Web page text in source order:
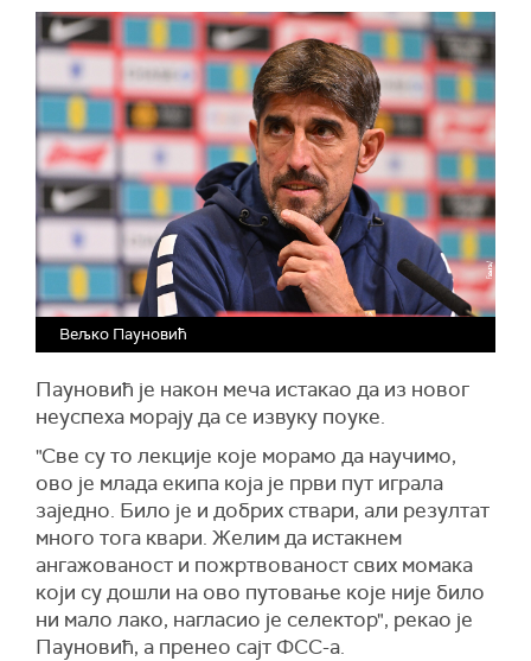
Вељко Пауновић
Пауновић је након меча истакао да из новог
неуспеха морају да се извуку поуке.
"Све су то лекције које морамо да научимо,
ово је млада екипа која је први пут играла
заједно. Било је и добрих ствари, али резултат
много тога квари. Желим да истакнем
ангажованост и пожртвованост свих момака
који су дошли на ово путовање које није било
ни мало лако, нагласио је селектор", рекао је
Пауновић, а пренео сајт ФСС-а.